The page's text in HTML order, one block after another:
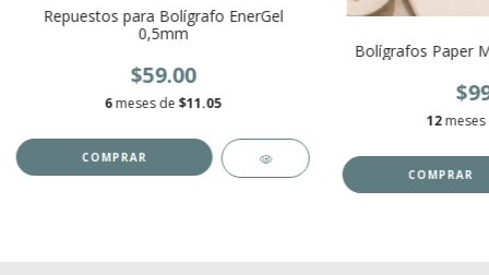
Repuestos para Bolígrafo EnerGel
0,5mm
$59.00
6meses de$11.05
Bolígrafos Paper
12